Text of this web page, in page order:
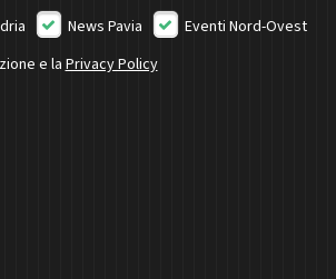
News Pavia
Eventi Nord-Ovest
e laPrivacy Policy